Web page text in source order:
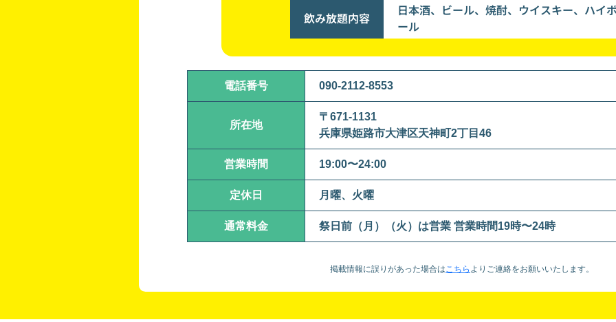
飲み放題内容
日本酒、ビール、焼酎、ウイスキー、ハイ
ール
電話番号 090-2112-8553
所在地
〒671-1131
兵庫県姫路市大津区天神町2丁目46
営業時間 19:00〜24:00
定休日 月曜、火曜
通常料金 祭日前（月）（火）は営業 営業時間19時〜24時
掲載情報に誤りがあった場合はこちら より ご連絡をお願いいたします。